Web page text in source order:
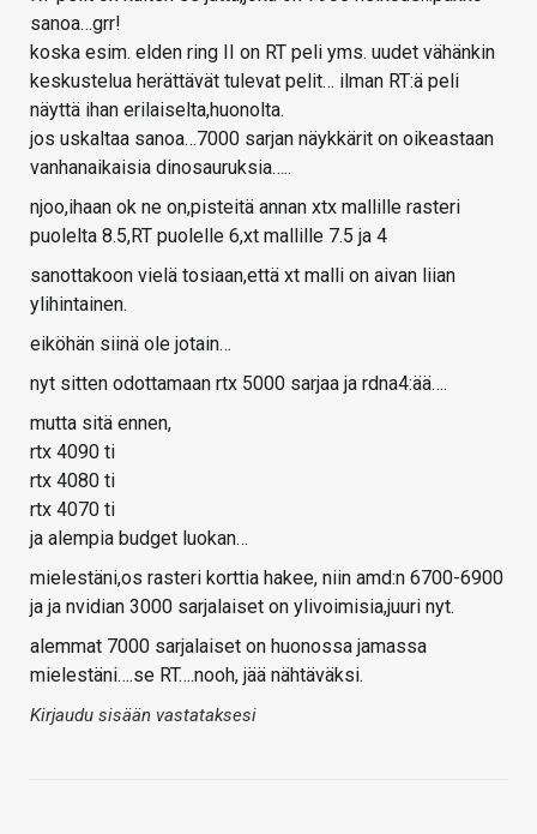
sanoa…grr!
koska esim. elden ring II on RT peli yms. uudet vähänkin
keskustelua herättävät tulevat pelit… ilman RT:ä peli
näyttä ihan erilaiselta,huonolta.
jos uskaltaa sanoa…7000 sarjan näykkärit on oikeastaan
vanhanaikaisia dinosauruksia…..
njoo,ihaan ok ne on,pisteitä annan xtx mallille rasteri
puolelta 8.5,RT puolelle 6,xt mallille 7.5 ja 4
sanottakoon vielä tosiaan,että xt malli on aivan liian
ylihintainen.
eiköhän siinä ole jotain…
nyt sitten odottamaan rtx 5000 sarjaa ja rdna4:ää….
mutta sitä ennen,
rtx 4090 ti
rtx 4080 ti
rtx 4070 ti
ja alempia budget luokan…
mielestäni,os rasteri korttia hakee, niin amd:n 6700-6900
ja ja nvidian 3000 sarjalaiset on ylivoimisia,juuri nyt.
alemmat 7000 sarjalaiset on huonossa jamassa
mielestäni….se RT….nooh, jää nähtäväksi.
Kirjaudu sisään vastataksesi